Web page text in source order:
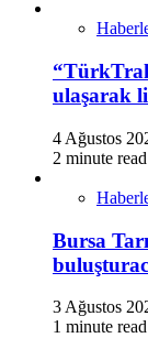
ulaşarak
4 Ağustos
2 minute read
Bursa
3 Ağustos
1 minute read